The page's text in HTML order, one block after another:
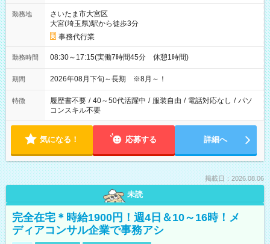
勤務地
さいたま市大宮区
大宮(埼玉県)駅から徒歩3分
事務代行業
勤務時間 08:30～17:15(実働7時間45分 休憩1時間)
期間 2026年08月下旬～長期 ※8月～！
特徴 履歴書不要 / 40～50代活躍中 / 服装自由 / 電話対応なし / パソ
コンスキル不要
気になる！ 応募する 詳細へ
掲載日：2026.08.06
未読
完全在宅＊時給1900円！週4日＆10～16時！メ
ディアコンサル企業で事務アシ